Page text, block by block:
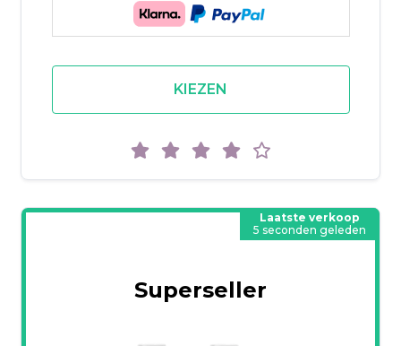
KIEZEN
Laatste verkoop
5 seconden geleden
Superseller